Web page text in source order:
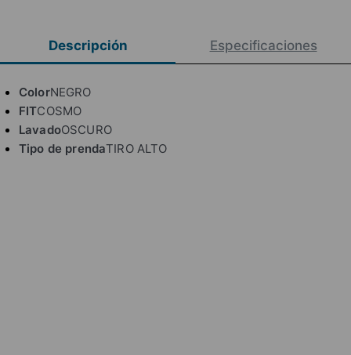
Descripción Especificaciones
ColorNEGRO
FITCOSMO
LavadoOSCURO
Tipo de prendaTIRO ALTO